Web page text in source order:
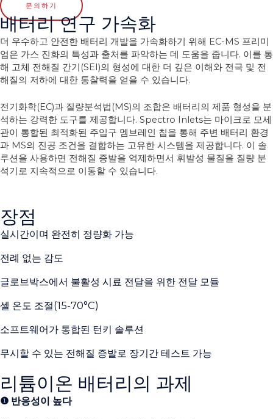
문의하기
배터리 연구 가속화
더 우수하고 안전한 배터리 개발을 가속화하기 위해 EC-MS 프리미
엄은 가스 진화의 특성과 출처를 파악하는 데 도움을 줍니다. 이를 통
해 고체 전해질 간기(SEI)의 형성에 대한 더 깊은 이해와 전극 및 전
해질의 저하에 대한 통찰력을 얻을 수 있습니다.
전기화학(EC)과 질량분석법(MS)의 조합은 배터리의 제품 형성을 분
석하는 강력한 도구를 제공합니다. Spectro Inlets는 마이크로 모세
관이 통합된 최적화된 주입구 멤브레인 칩을 통해 주변 배터리 환경
과 MS의 진공 조건을 결합하는 고유한 시스템을 제공합니다. 이 솔
루션을 사용하면 전해질 증발을 억제하면서 휘발성 물질을 질량 분
석기로 지속적으로 이동할 수 있습니다.
장점
실시간이며 완전히 정량화 가능
전례 없는 감도
글로브박스에서 불활성 시료 전달을 위한 전달 모듈
셀 온도 조절(15-70°C)
소프트웨어가 통합된 턴키 솔루션
무시할 수 있는 전해질 증발로 장기간 테스트 가능
리튬이온 배터리의 과제
❶ 반응성이 높다